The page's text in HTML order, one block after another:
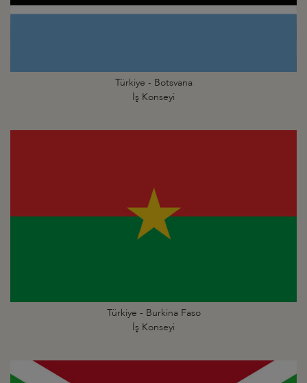
Türkiye - Botsvana
İş Konseyi
Türkiye - Burkina Faso
İş Konseyi